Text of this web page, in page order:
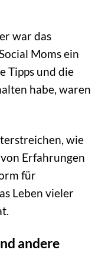
war das
Moms ein
Tipps und die
habe, waren
wie
Erfahrungen
für
Leben vieler
andere